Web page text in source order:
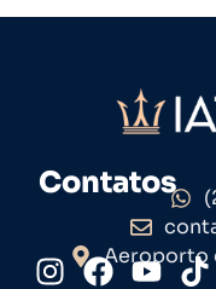
Contatos
Aeroporto